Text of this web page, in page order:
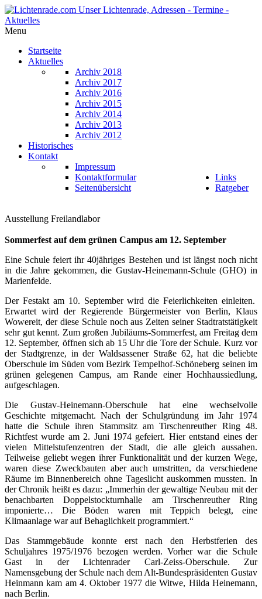
Menu
Startseite
Aktuelles
Archiv 2018
Archiv 2017
Archiv 2016
Archiv 2015
Archiv 2014
Archiv 2013
Archiv 2012
Historisches
Kontakt
Impressum
Kontaktformular
Seitenübersicht
Links
Ratgeber
Ausstellung Freilandlabor
Sommerfest auf dem grünen Campus am 12. September
Eine Schule feiert ihr 40jähriges Bestehen und ist längst noch nicht
in die Jahre gekommen, die Gustav-Heinemann-Schule (GHO) in
Marienfelde.
Der Festakt am 10. September wird die Feierlichkeiten einleiten.
Erwartet wird der Regierende Bürgermeister von Berlin, Klaus
Wowereit, der diese Schule noch aus Zeiten seiner Stadtratstätigkeit
sehr gut kennt. Zum großen Jubiläums-Sommerfest, am Freitag dem
12. September, öffnen sich ab 15 Uhr die Tore der Schule. Kurz vor
der Stadtgrenze, in der Waldsassener Straße 62, hat die beliebte
Oberschule im Süden vom Bezirk Tempelhof-Schöneberg seinen im
grünen gelegenen Campus, am Rande einer Hochhaussiedlung,
aufgeschlagen.
Die Gustav-Heinemann-Oberschule hat eine wechselvolle
Geschichte mitgemacht. Nach der Schulgründung im Jahr 1974
hatte die Schule ihren Stammsitz am Tirschenreuther Ring 48.
Richtfest wurde am 2. Juni 1974 gefeiert. Hier entstand eines der
vielen Mittelstufenzentren der Stadt, die alle gleich aussahen.
Teilweise geliebt wegen ihrer Funktionalität und der kurzen Wege,
waren diese Zweckbauten aber auch umstritten, da verschiedene
Räume im Binnenbereich ohne Tageslicht auskommen mussten. In
der Chronik heißt es dazu: „Immerhin der gewaltige Neubau mit der
benachbarten Doppelstockturnhalle am Tirschenreuther Ring
imponierte… Die Böden waren mit Teppich belegt, eine
Klimaanlage war auf Behaglichkeit programmiert.“
Das Stammgebäude konnte erst nach den Herbstferien des
Schuljahres 1975/1976 bezogen werden. Vorher war die Schule
Gast in der Lichtenrader Carl-Zeiss-Oberschule. Zur
Namensgebung der Schule nach dem Alt-Bundespräsidenten Gustav
Heinmann kam am 4. Oktober 1977 die Witwe, Hilda Heinemann,
nach Berlin.